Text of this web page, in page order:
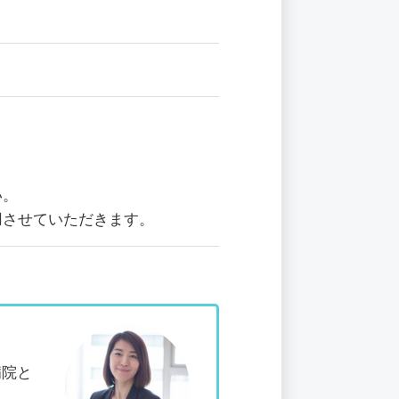
せていただきます。
と